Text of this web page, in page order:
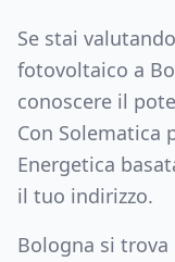
Se stai
fotovoltaico a
conoscere il
Con Solematica
Energetica
il tuo indirizzo.
Bologna si trova